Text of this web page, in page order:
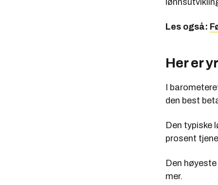
Les også:
Her er
I
den best
Den typiske
prosent
Den
mer.